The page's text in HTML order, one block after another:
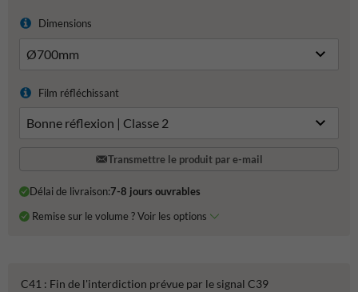
Dimensions
Film réfléchissant
Transmettre le produit par e-mail
Délai de livraison:7-8 jours ouvrables
Remise sur le volume ? Voir les options
C41 : Fin de l'interdiction prévue par le signal C39